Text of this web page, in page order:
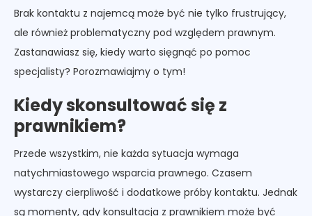
Brak kontaktu z najemcą może być nie tylko frustrujący,
ale również problematyczny pod względem prawnym.
Zastanawiasz się, kiedy warto sięgnąć po pomoc
specjalisty? Porozmawiajmy o tym!
Kiedy skonsultować się z
prawnikiem?
Przede wszystkim, nie każda sytuacja wymaga
natychmiastowego wsparcia prawnego. Czasem
wystarczy cierpliwość i dodatkowe próby kontaktu. Jednak
są momenty, gdy konsultacja z prawnikiem może być